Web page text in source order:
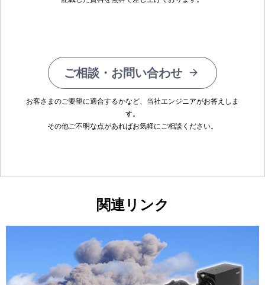
ご相談・お問い合わせ
お客さまのご要望に適合するかなど、当社エンジニアがお答えしま
す。
その他ご不明な点があればお気軽にご相談ください。
関連リンク